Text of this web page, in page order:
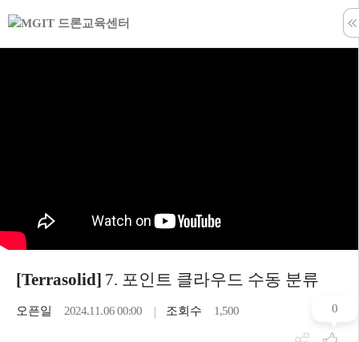
[Terrasolid] 7. 포인트 클라우드 수동 분류
오픈일 2024.11.06 00:00 조회수 1,500 0
학습창 나